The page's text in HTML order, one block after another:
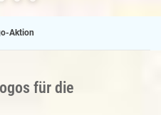
Aktion
für die